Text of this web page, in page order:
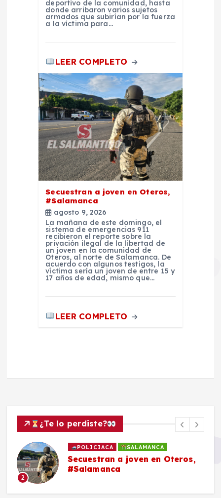
deportivo de la comunidad, hasta
donde arribaron varios sujetos
armados que subirían por la fuerza
a la víctima para…
LEER COMPLETO
Secuestran a joven en Oteros,
#Salamanca
agosto 9, 2026
La mañana de este domingo, el
sistema de emergencias 911
recibieron el reporte sobre la
privación ilegal de la libertad de
un joven en la comunidad de
Oteros, al norte de Salamanca. De
acuerdo con algunos testigos, la
víctima sería un joven de entre 15 y
17 años de edad, mismo que…
LEER COMPLETO
¿Te lo perdiste?
2
POLICIACA SALAMANCA
Secuestran a joven en Oteros,
#Salamanca